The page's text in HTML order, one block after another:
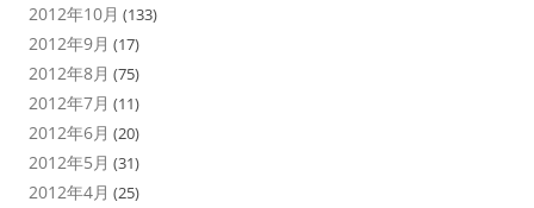
2012年10月 (133)
2012年9月 (17)
2012年8月 (75)
2012年7月 (11)
2012年6月 (20)
2012年5月 (31)
2012年4月 (25)